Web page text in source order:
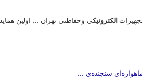
الکترونیکی وحفاظتی تهران ... اولین
سنجنده‌ی ...